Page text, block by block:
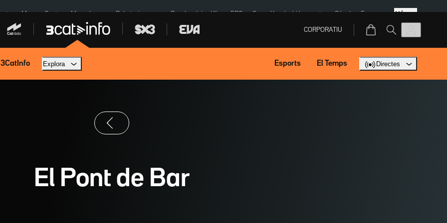
Menors Ceuta Mercabarna Robatoris coure Bombardejos Kíiv ERC SpaceX Isaki Lacuesta Sánchez Europa Més
CORPORATIU
3CatInfo Explora Esports El Temps Directes
El Pont de Bar